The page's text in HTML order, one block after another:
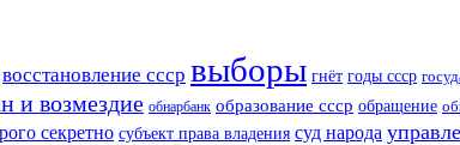
восстановление ссср выборы гнёт годы ссср
и возмездие обнарбанк образование ссср обращение
секретно субъект права владения суд народа